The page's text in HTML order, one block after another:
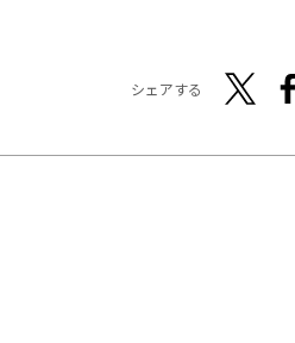
シェアする